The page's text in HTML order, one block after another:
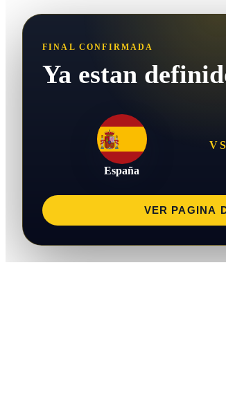
FINAL CONFIRMADA
Ya estan
España
VS
VER PAGINA